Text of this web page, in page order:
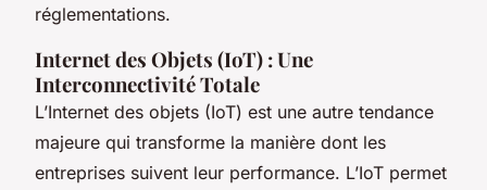
réglementations.
Internet des Objets (IoT) : Une
Interconnectivité Totale
L’Internet des objets (IoT) est une autre tendance
majeure qui transforme la manière dont les
entreprises suivent leur performance. L’IoT permet